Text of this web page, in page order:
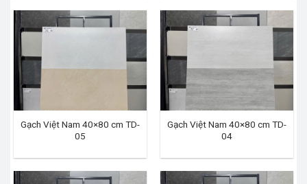
Gạch Việt Nam 40×80 cm TD-
05
Gạch Việt Nam 40×80 cm TD-
04